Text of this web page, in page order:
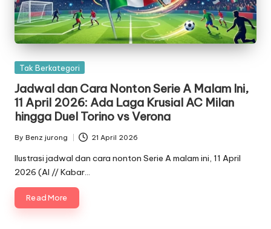
Posted
Tak Berkategori
Jadwal dan Cara Nonton Serie A Malam Ini,
11 April 2026: Ada Laga Krusial AC Milan
hingga Duel Torino vs Verona
Posted
by
By Benz jurong 21 April 2026
Ilustrasi jadwal dan cara nonton Serie A malam ini, 11 April
2026 (AI // Kabar…
Read More